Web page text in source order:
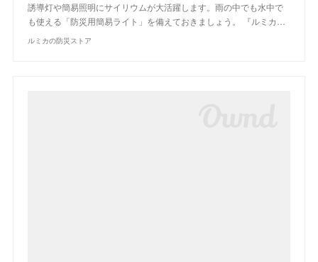
誘導灯や簡易照明にサイリウムが大活躍します。雨の中でも水中で
も使える「防災用簡易ライト」を備えておきましょう。 『ルミカ…
ルミカの防災ストア